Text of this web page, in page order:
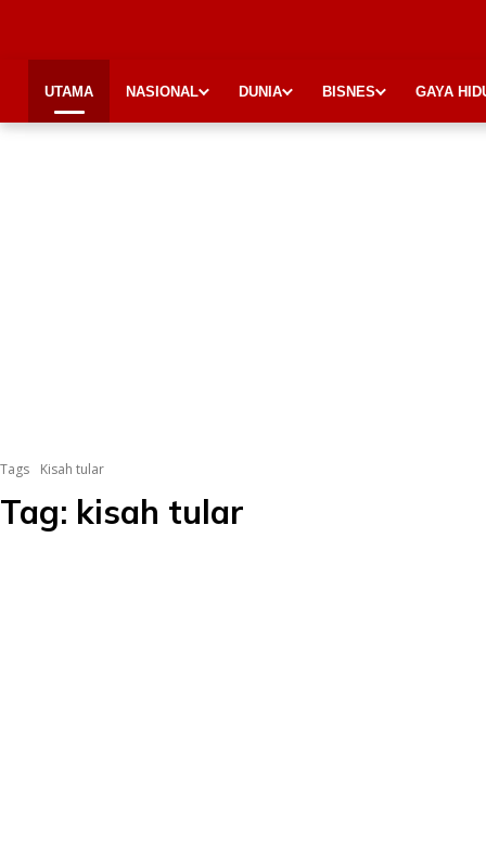
UTAMA NASIONAL DUNIA BISNES GAYA
Tags Kisah tular
Tag: kisah tular